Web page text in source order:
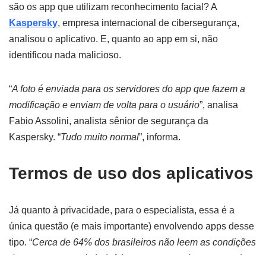
são os app que utilizam reconhecimento facial? A
Kaspersky, empresa internacional de cibersegurança,
analisou o aplicativo. E, quanto ao app em si, não
identificou nada malicioso.
“A foto é enviada para os servidores do app que fazem a
modificação e enviam de volta para o usuário”, analisa
Fabio Assolini, analista sênior de segurança da
Kaspersky. “Tudo muito normal”, informa.
Termos de uso dos aplicativos
Já quanto à privacidade, para o especialista, essa é a
única questão (e mais importante) envolvendo apps desse
tipo. “Cerca de 64% dos brasileiros não leem as condições